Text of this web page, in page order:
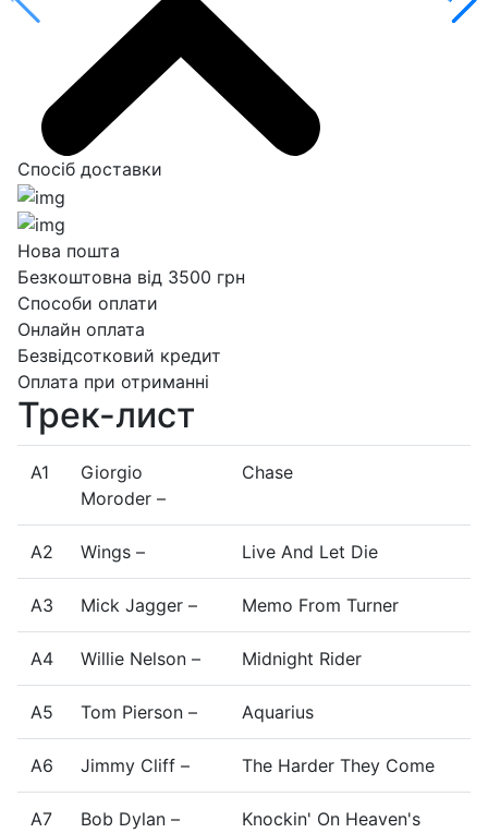
Спосіб доставки
Нова пошта
Безкоштовна від 3500 грн
Способи оплати
Онлайн оплата
Безвідсотковий кредит
Оплата при отриманні
Трек-лист
A1
Giorgio
Moroder –
Chase
A2 Wings – Live And Let Die
A3 Mick Jagger – Memo From Turner
A4 Willie Nelson – Midnight Rider
A5 Tom Pierson – Aquarius
A6 Jimmy Cliff – The Harder They Come
A7 Bob Dylan –
Knockin' On Heaven's